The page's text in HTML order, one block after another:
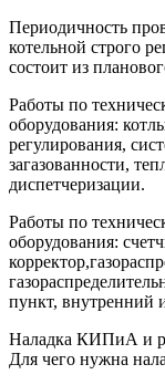
Периодичность
котельной строго
состоит из
Работы по
оборудования:
регулирования,
загазованности,
диспетчеризации.
Работы по
оборудования:
пункт, внутренний
Наладка КИПиА и
Для чего нужна